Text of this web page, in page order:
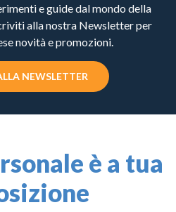
e guide dal mondo della
alla nostra Newsletter per
novità e promozioni.
NEWSLETTER
è a tua